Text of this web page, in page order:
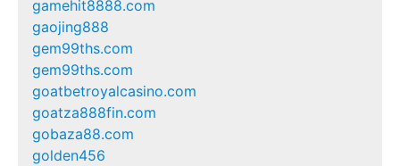
gamehit8888.com
gaojing888
gem99ths.com
gem99ths.com
goatbetroyalcasino.com
goatza888fin.com
gobaza88.com
golden456